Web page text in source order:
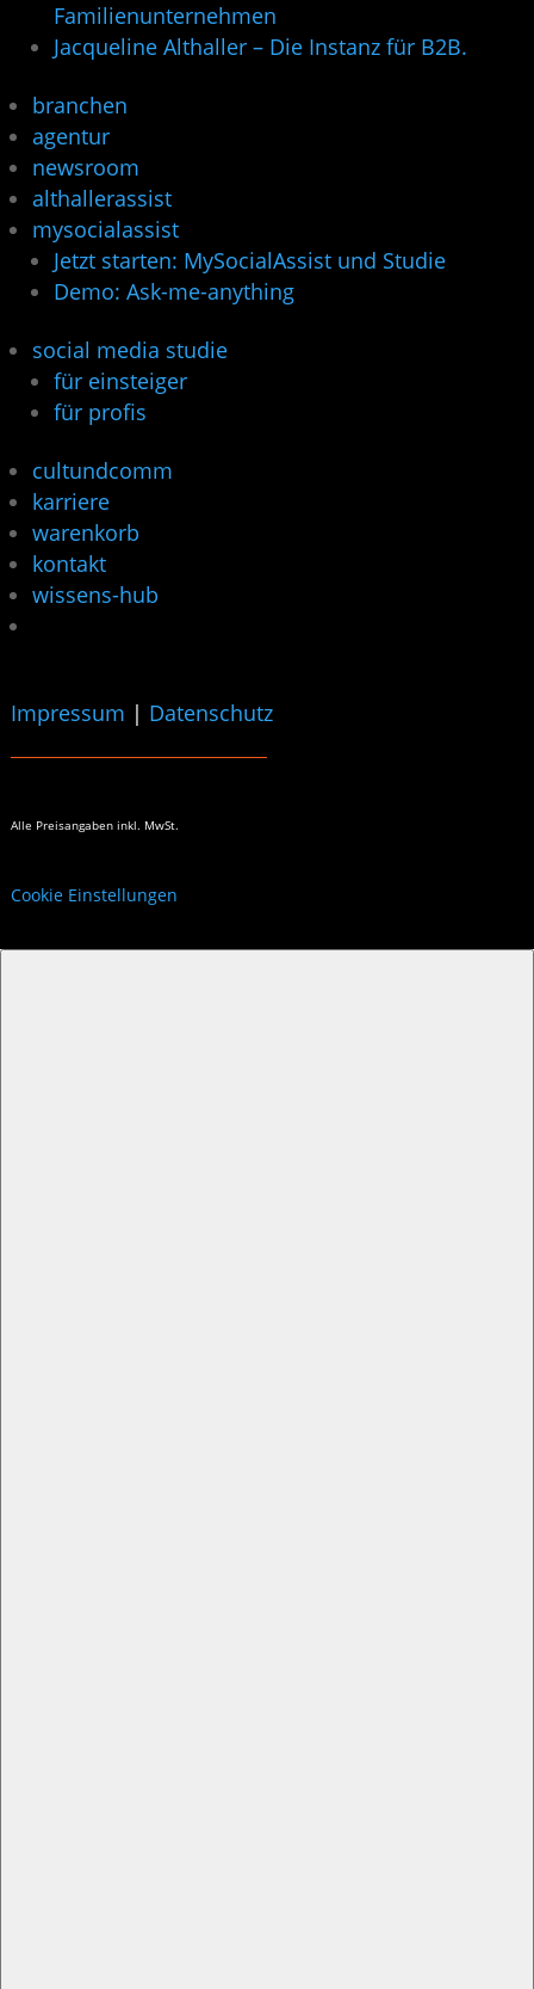
Familienunternehmen
Jacqueline Althaller – Die Instanz für B2B.
branchen
agentur
newsroom
althallerassist
mysocialassist
Jetzt starten: MySocialAssist und Studie
Demo: Ask-me-anything
social media studie
für einsteiger
für profis
cultundcomm
karriere
warenkorb
kontakt
wissens-hub
Impressum | Datenschutz
Alle Preisangaben inkl. MwSt.
Cookie Einstellungen